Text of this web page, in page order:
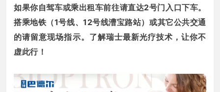
如果你自驾车或乘出租车前往请直达2号门入口下车。
搭乘地铁（1号线、12号线漕宝路站）或其它公共交通
的请留意现场指示。了解瑞士最新光疗技术，让你不
虚此行！